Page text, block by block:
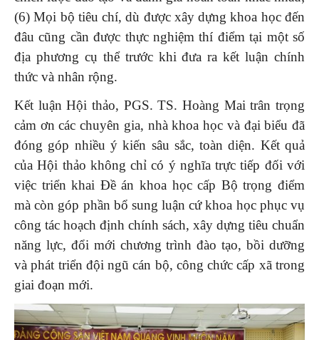
(6) Mọi bộ tiêu chí, dù được xây dựng khoa học đến
đâu cũng cần được thực nghiệm thí điểm tại một số
địa phương cụ thể trước khi đưa ra kết luận chính
thức và nhân rộng.
Kết luận Hội thảo, PGS. TS. Hoàng Mai trân trọng
cảm ơn các chuyên gia, nhà khoa học và đại biểu đã
đóng góp nhiều ý kiến sâu sắc, toàn diện. Kết quả
của Hội thảo không chỉ có ý nghĩa trực tiếp đối với
việc triển khai Đề án khoa học cấp Bộ trọng điểm
mà còn góp phần bổ sung luận cứ khoa học phục vụ
công tác hoạch định chính sách, xây dựng tiêu chuẩn
năng lực, đổi mới chương trình đào tạo, bồi dưỡng
và phát triển đội ngũ cán bộ, công chức cấp xã trong
giai đoạn mới.